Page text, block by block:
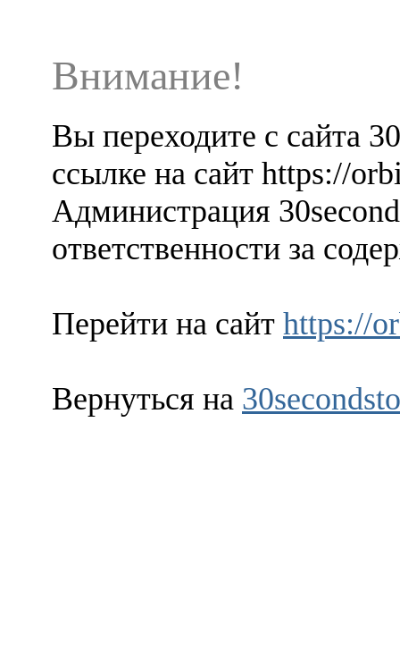
Внимание!
Вы переходите с сайта
ссылке на сайт https://
Администрация
ответственности за
Перейти на сайт https://
Вернуться на